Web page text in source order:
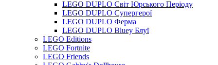
LEGO DUPLO Світ Юрського Періоду
LEGO DUPLO Супергерої
LEGO DUPLO Ферма
LEGO DUPLO Bluey Блуї
LEGO Editions
LEGO Fortnite
LEGO Friends